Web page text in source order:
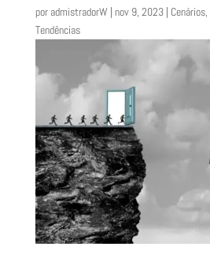
por admistradorW | nov 9, 2023| Cenários,
Tendências